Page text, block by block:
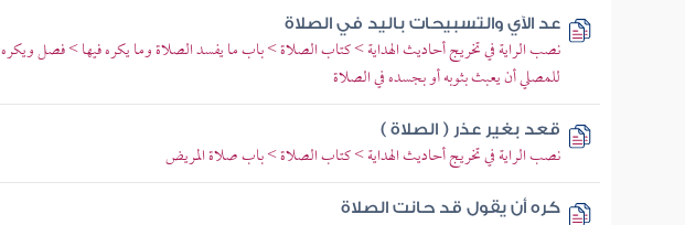
عد الآي والتسبيحات باليد في الصلاة
نصب الراية في تخريج أحاديث الهداية > كتاب الصلاة > باب ما يفسد الصلاة وما يكره فيها > فصل ويكره
للمصلي أن يعبث بثوبه أو بجسده في الصلاة
قعد بغير عذر ( الصلاة )
نصب الراية في تخريج أحاديث الهداية > كتاب الصلاة > باب صلاة المريض
كره أن يقول قد حانت الصلاة